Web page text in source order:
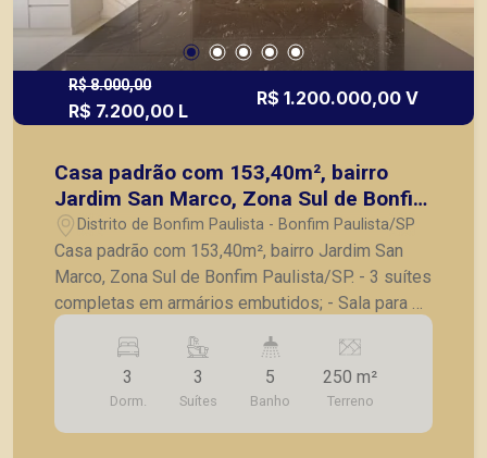
R$ 8.000,00
R$ 7.200,00 L
R$ 1.200.000,00 V
Casa padrão com 153,40m², bairro
Jardim San Marco, Zona Sul de Bonfim
Paulista/SP.
Distrito de Bonfim Paulista - Bonfim Paulista/SP
Casa padrão com 153,40m², bairro Jardim San
Marco, Zona Sul de Bonfim Paulista/SP. - 3 suítes
completas em armários embutidos; - Sala para 2
ambientes com pé direito duplo; - Cozinha
integrada com armários planejados; - Lavanderia
separada; - Varanda gourmet com churrasqueira; -
Piscina; - Banheiro de apoio; - Paisagismo; - Toda
em porcelanato; - Esquadrias todas em alumínio;
3
Dorm.
3
Suítes
5
Banho
250 m²
Terreno